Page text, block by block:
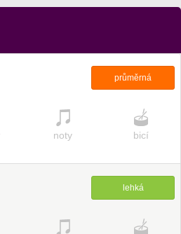
průměrná
noty bicí
lehká